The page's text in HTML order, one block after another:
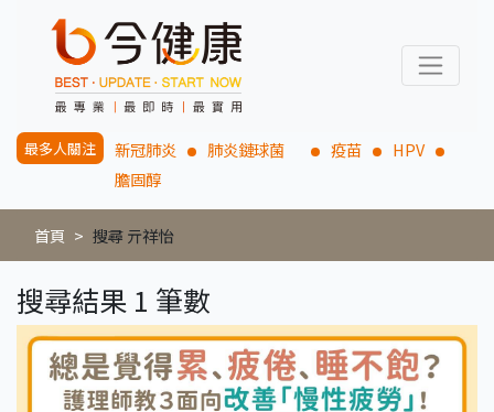
最多人關注 新冠肺炎 肺炎鏈球菌 疫苗
HPV
膽固醇
首頁 搜尋 亓祥怡
搜尋結果 1 筆數